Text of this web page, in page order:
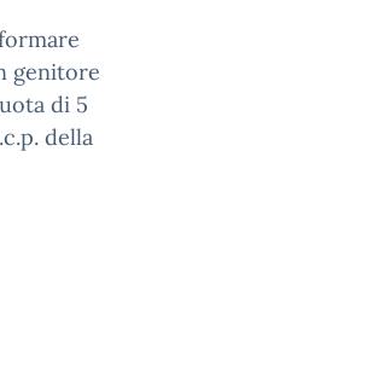
genitore
di 5
della